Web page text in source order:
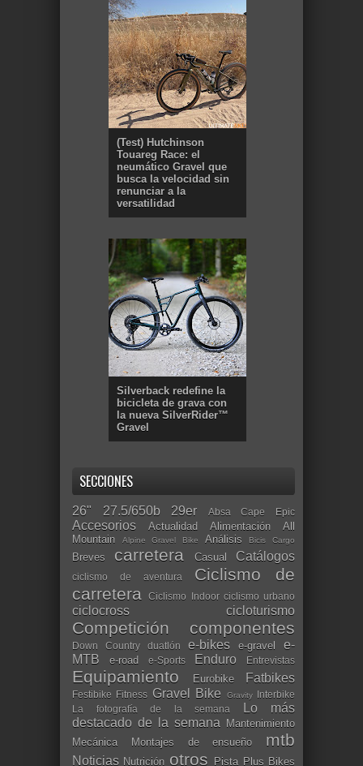
(Test) Hutchinson
Touareg Race: el
neumático Gravel que
busca la velocidad sin
renunciar a la
versatilidad
Silverback redefine la
bicicleta de grava con
la nueva SilverRider™
Gravel
SECCIONES
26" 27.5/650b 29er Absa Cape Epic
Accesorios Actualidad Alimentación
All
Mountain
Alpine Gravel Bike Análisis Bicis Cargo
Breves carretera Casual Catálogos
ciclismo de aventura
Ciclismo de
carretera
Ciclismo Indoor ciclismo urbano
ciclocross cicloturismo
Competición componentes
Down Country duatlón e-bikes e-gravel
e-
MTB
e-road e-Sports Enduro Entrevistas
Equipamiento Eurobike Fatbikes
Festibike Fitness Gravel Bike Gravity Interbike
La fotografía de la semana
Lo más
destacado de la semana
Mantenimiento
Mecánica
Montajes de ensueño mtb
Noticias Nutrición otros Pista Plus Bikes